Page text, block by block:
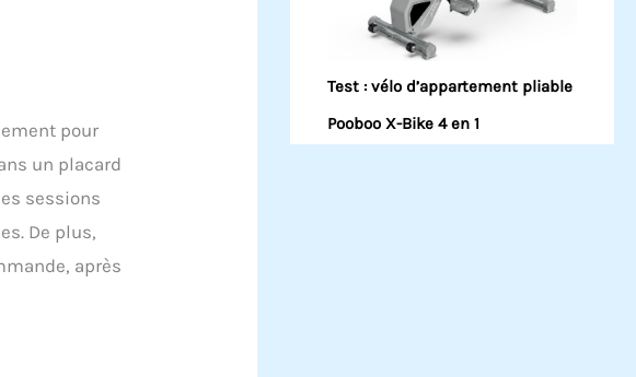
pour
un placard
sessions
De plus,
après
Test : vélo d’appartement pliable
Pooboo X-Bike 4 en 1